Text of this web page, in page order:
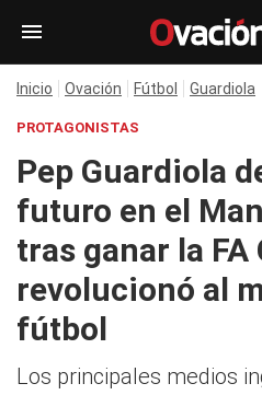
Inicio Ovación Fútbol Guardiola
PROTAGONISTAS
Pep Guardiola
futuro en el
tras ganar la FA
revolucionó al
fútbol
Los principales medios